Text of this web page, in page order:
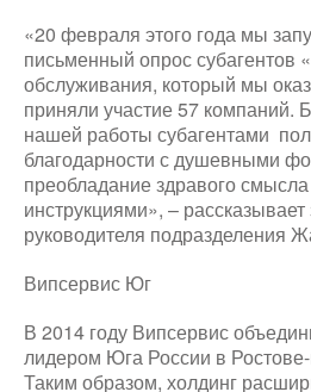
«20 февраля этого года мы
письменный опрос субагентов
обслуживания, который мы
приняли участие 57 компаний.
нашей работы субагентами
благодарности с душевными
преобладание здравого
инструкциями», – рассказывает
руководителя подразделения
Випсервис Юг
В 2014 году Випсервис
лидером Юга России в
Таким образом, холдинг